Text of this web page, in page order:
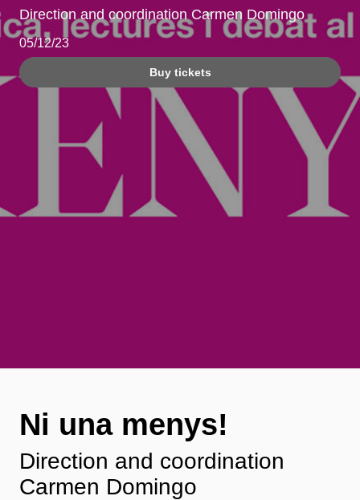
Direction and coordination Carmen Domingo
05/12/23
Buy tickets
Ni una menys!
Direction and coordination
Carmen Domingo